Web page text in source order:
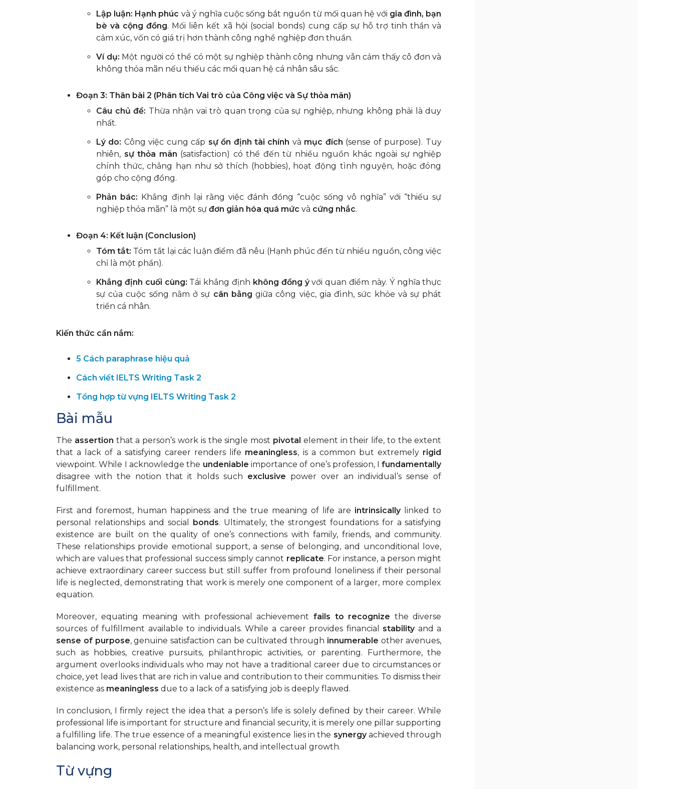
Lập luận: Hạnh phúc và ý nghĩa cuộc sống bắt nguồn từ mối quan hệ với gia đình, bạn
bè và cộng đồng. Mối liên kết xã hội (social bonds) cung cấp sự hỗ trợ tinh thần và
cảm xúc, vốn có giá trị hơn thành công nghề nghiệp đơn thuần.
Ví dụ: Một người có thể có một sự nghiệp thành công nhưng vẫn cảm thấy cô đơn và
không thỏa mãn nếu thiếu các mối quan hệ cá nhân sâu sắc.
Đoạn 3: Thân bài 2 (Phân tích Vai trò của Công việc và Sự thỏa mãn)
Câu chủ đề: Thừa nhận vai trò quan trọng của sự nghiệp, nhưng không phải là duy
nhất.
Lý do: Công việc cung cấp sự ổn định tài chính và mục đích (sense of purpose). Tuy
nhiên, sự thỏa mãn (satisfaction) có thể đến từ nhiều nguồn khác ngoài sự nghiệp
chính thức, chẳng hạn như sở thích (hobbies), hoạt động tình nguyện, hoặc đóng
góp cho cộng đồng.
Phản bác: Khẳng định lại rằng việc đánh đồng “cuộc sống vô nghĩa” với “thiếu sự
nghiệp thỏa mãn” là một sự đơn giản hóa quá mức và cứng nhắc.
Đoạn 4: Kết luận (Conclusion)
Tóm tắt: Tóm tắt lại các luận điểm đã nêu (Hạnh phúc đến từ nhiều nguồn, công việc
chỉ là một phần).
Khẳng định cuối cùng: Tái khẳng định không đồng ývới quan điểm này. Ý nghĩa thực
sự của cuộc sống nằm ở sự cân bằng giữa công việc, gia đình, sức khỏe và sự phát
triển cá nhân.
Kiến thức cần nắm:
5 Cách paraphrase hiệu quả
Cách viết IELTS Writing Task 2
Tổng hợp từ vựng IELTS Writing Task 2
Bài mẫu
The assertion that a person’s work is the single most pivotal element in their life, to the extent
that a lack of a satisfying career renders life meaningless, is a common but extremely rigid
viewpoint. While I acknowledge the undeniable importance of one’s profession, Ifundamentally
disagree with the notion that it holds such exclusive power over an individual’s sense of
fulfillment.
First and foremost, human happiness and the true meaning of life are intrinsicallylinked to
personal relationships and social bonds. Ultimately, the strongest foundations for a satisfying
existence are built on the quality of one’s connections with family, friends, and community.
These relationships provide emotional support, a sense of belonging, and unconditional love,
which are values that professional success simply cannot replicate. For instance, a person might
achieve extraordinary career success but still suffer from profound loneliness if their personal
life is neglected, demonstrating that work is merely one component of a larger, more complex
equation.
Moreover, equating meaning with professional achievement fails to recognize the diverse
sources of fulfillment available to individuals. While a career provides financial stabilityand a
sense of purpose, genuine satisfaction can be cultivated through innumerable other avenues,
such as hobbies, creative pursuits, philanthropic activities, or parenting. Furthermore, the
argument overlooks individuals who may not have a traditional career due to circumstances or
choice, yet lead lives that are rich in value and contribution to their communities. To dismiss their
existence as meaningless due to a lack of a satisfying job is deeply flawed.
In conclusion, I firmly reject the idea that a person’s life is solely defined by their career. While
professional life is important for structure and financial security, it is merely one pillar supporting
a fulfilling life. The true essence of a meaningful existence lies in the synergyachieved through
balancing work, personal relationships, health, and intellectual growth.
Từ vựng